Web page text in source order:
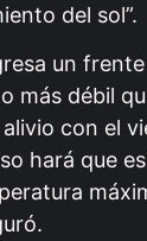
del sol”.
un
más débil
con el
hará que